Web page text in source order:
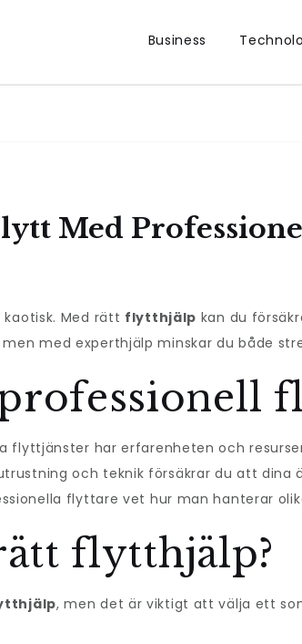
Business
Med
Med rätt flytthjälp kan du
med experthjälp minskar du både
flyttjänster har erfarenheten och
och teknik försäkrar du att dina
flyttare vet hur man hanterar
flytthjälp?
, men det är viktigt att välja ett